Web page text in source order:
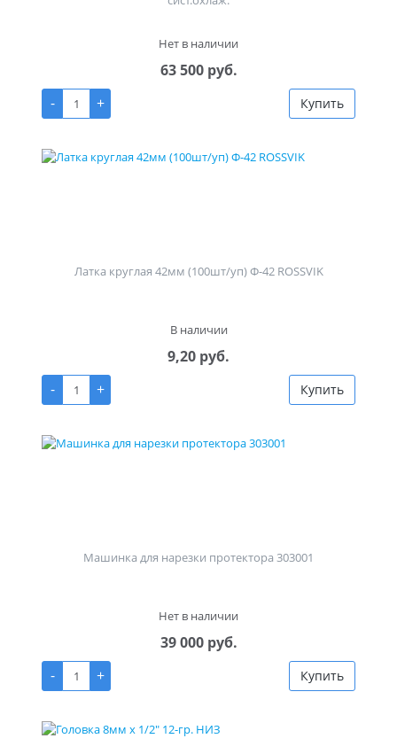
Нет в наличии
63 500 руб.
-
+ Купить
Латка круглая 42мм (100шт/уп) Ф-42 ROSSVIK
В наличии
9,20 руб.
-
+ Купить
Машинка для нарезки протектора 303001
Нет в наличии
39 000 руб.
-
+ Купить